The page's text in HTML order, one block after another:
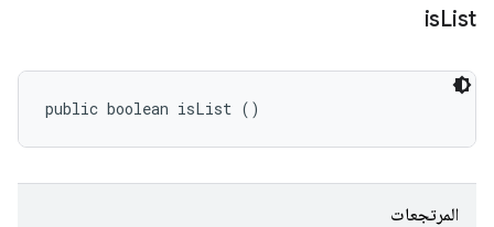
isList
public boolean isList ()
المرتجعات